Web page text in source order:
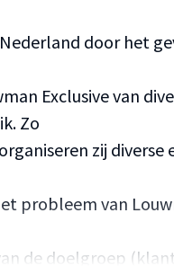
door het
Exclusive van
Zo
zij diverse
probleem van
de doelgroep